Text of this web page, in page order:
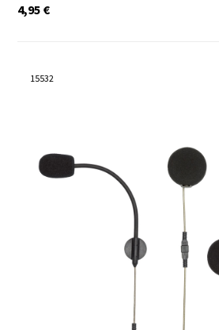
€
4,95
15532